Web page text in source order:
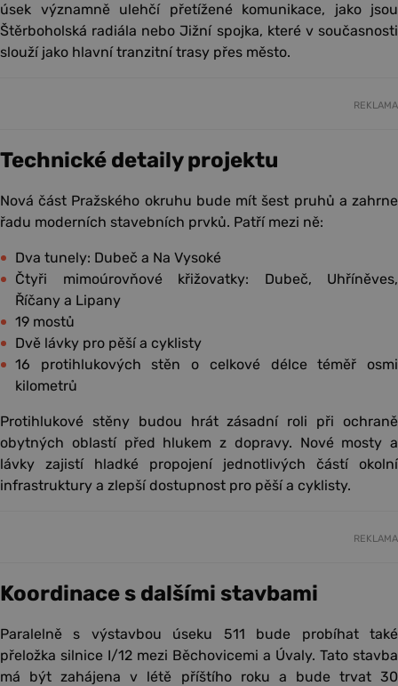
úsek významně ulehčí přetížené komunikace, jako jsou
Štěrboholská radiála nebo Jižní spojka, které v současnosti
slouží jako hlavní tranzitní trasy přes město.
REKLAMA
Technické detaily projektu
Nová část Pražského okruhu bude mít šest pruhů a zahrne
řadu moderních stavebních prvků. Patří mezi ně:
Dva tunely: Dubeč a Na Vysoké
Čtyři mimoúrovňové křižovatky: Dubeč, Uhříněves,
Říčany a Lipany
19 mostů
Dvě lávky pro pěší a cyklisty
16 protihlukových stěn o celkové délce téměř osmi
kilometrů
Protihlukové stěny budou hrát zásadní roli při ochraně
obytných oblastí před hlukem z dopravy. Nové mosty a
lávky zajistí hladké propojení jednotlivých částí okolní
infrastruktury a zlepší dostupnost pro pěší a cyklisty.
REKLAMA
Koordinace s dalšími stavbami
Paralelně s výstavbou úseku 511 bude probíhat také
přeložka silnice I/12 mezi Běchovicemi a Úvaly. Tato stavba
má být zahájena v létě příštího roku a bude trvat 30